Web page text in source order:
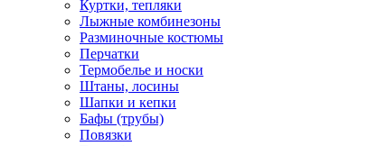
Куртки, тепляки
Лыжные комбинезоны
Разминочные костюмы
Перчатки
Термобелье и носки
Штаны, лосины
Шапки и кепки
Бафы (трубы)
Повязки